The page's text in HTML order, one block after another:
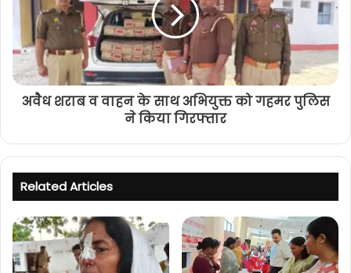
अवैध शराब व वाहन के साथ अभियुक्त को गहमर पुलिस
ने किया गिरफ्तार
Related Articles